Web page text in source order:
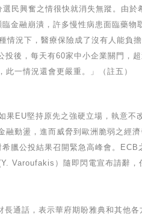
民興奮之情很快就消失無蹤。由
金融崩潰，許多慢性病患面臨藥
況下，醫療保險成了沒有人能負
後，每天有60家中小企業關門，
此一情況還會更嚴重。」（註五）
EU堅持原先之強硬立場，執意不
動盪，進而威脅到歐洲脆弱之經
臘公投結果召開緊急高峰會。
Varoufakis）隨即閃電宣布請辭
通話，表示華府期盼雅典和其他